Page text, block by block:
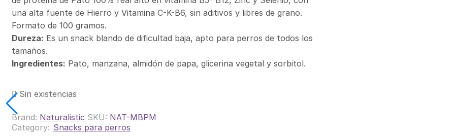
una alta fuente de Hierro y Vitamina C-K-B6, sin aditivos y libres de grano.
Formato de 100 gramos.
Dureza: Es un snack blando de dificultad baja, apto para perros de todos los
tamaños.
Ingredientes: Pato, manzana, almidón de papa, glicerina vegetal y sorbitol.
Sin existencias
Brand: Naturalistic SKU: NAT-MBPM
Category: Snacks para perros